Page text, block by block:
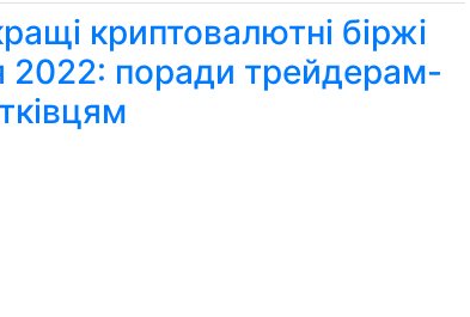
криптовалютні біржі
2022: поради трейдерам-